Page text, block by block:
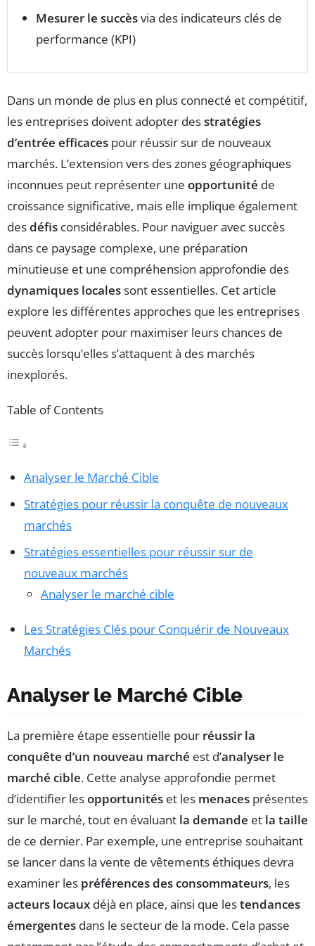
Mesurer le succèsvia des indicateurs clés de
performance (KPI)
Dans un monde de plus en plus connecté et compétitif,
les entreprises doivent adopter desstratégies
d’entrée efficaces pour réussir sur de nouveaux
marchés. L’extension vers des zones géographiques
inconnues peut représenter une opportunité de
croissance significative, mais elle implique également
desdéfis considérables. Pour naviguer avec succès
dans ce paysage complexe, une préparation
minutieuse et une compréhension approfondie des
dynamiques localessont essentielles. Cet article
explore les différentes approches que les entreprises
peuvent adopter pour maximiser leurs chances de
succès lorsqu’elles s’attaquent à des marchés
inexplorés.
Table of Contents
Analyser le Marché Cible
Stratégies pour réussir la conquête de nouveaux
marchés
Stratégies essentielles pour réussir sur de
nouveaux marchés
Analyser le marché cible
Les Stratégies Clés pour Conquérir de Nouveaux
Marchés
Analyser le Marché Cible
La première étape essentielle pour réussir la
conquête d’un nouveau marché est d’analyser le
marché cible. Cette analyse approfondie permet
d’identifier lesopportunités et les menaces présentes
sur le marché, tout en évaluant la demande et la taille
de ce dernier. Par exemple, une entreprise souhaitant
se lancer dans la vente de vêtements éthiques devra
examiner les préférences des consommateurs, les
acteurs locaux déjà en place, ainsi que lestendances
émergentes dans le secteur de la mode. Cela passe